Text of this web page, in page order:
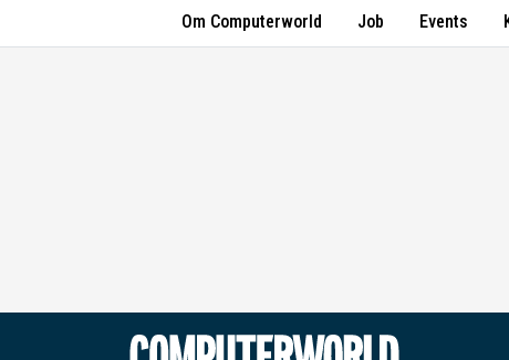
Om Computerworld Job Events